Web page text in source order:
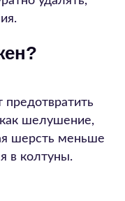
предотвратить
шелушение,
шерсть меньше
в колтуны.